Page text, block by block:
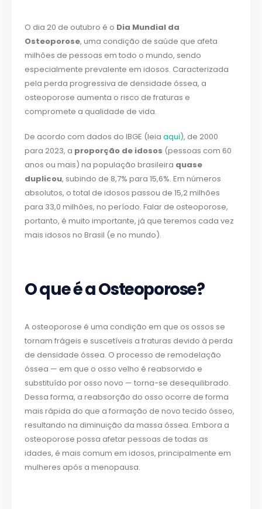
O dia 20 de outubro é o Dia Mundial da
Osteoporose, uma condição de saúde que afeta
milhões de pessoas em todo o mundo, sendo
especialmente prevalente em idosos. Caracterizada
pela perda progressiva de densidade óssea, a
osteoporose aumenta o risco de fraturas e
compromete a qualidade de vida.
De acordo com dados do IBGE (leiaaqui), de 2000
para 2023, a proporção de idosos (pessoas com 60
anos ou mais) na população brasileira quase
duplicou, subindo de 8,7% para 15,6%. Em números
absolutos, o total de idosos passou de 15,2 milhões
para 33,0 milhões, no período. Falar de osteoporose,
portanto, é muito importante, já que teremos cada vez
mais idosos no Brasil (e no mundo).
O que é a Osteoporose?
A osteoporose é uma condição em que os ossos se
tornam frágeis e suscetíveis a fraturas devido à perda
de densidade óssea. O processo de remodelação
óssea — em que o osso velho é reabsorvido e
substituído por osso novo — torna-se desequilibrado.
Dessa forma, a reabsorção do osso ocorre de forma
mais rápida do que a formação de novo tecido ósseo,
resultando na diminuição da massa óssea. Embora a
osteoporose possa afetar pessoas de todas as
idades, é mais comum em idosos, principalmente em
mulheres após a menopausa.